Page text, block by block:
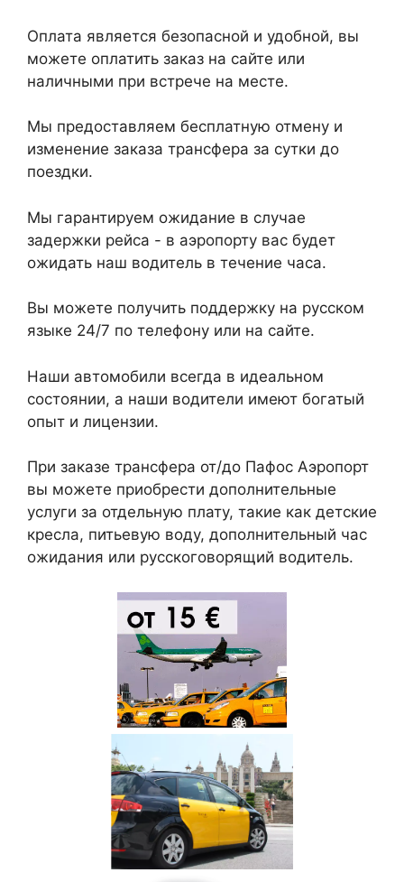
Оплата является безопасной и удобной, вы
можете оплатить заказ на сайте или
наличными при встрече на месте.
Мы предоставляем бесплатную отмену и
изменение заказа трансфера за сутки до
поездки.
Мы гарантируем ожидание в случае
задержки рейса - в аэропорту вас будет
ожидать наш водитель в течение часа.
Вы можете получить поддержку на русском
языке 24/7 по телефону или на сайте.
Наши автомобили всегда в идеальном
состоянии, а наши водители имеют богатый
опыт и лицензии.
При заказе трансфера от/до Пафос Аэропорт
вы можете приобрести дополнительные
услуги за отдельную плату, такие как детские
кресла, питьевую воду, дополнительный час
ожидания или русскоговорящий водитель.